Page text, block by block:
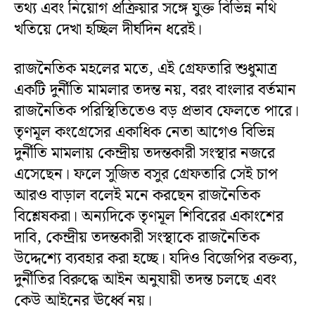
তথ্য এবং নিয়োগ প্রক্রিয়ার সঙ্গে যুক্ত বিভিন্ন নথি
খতিয়ে দেখা হচ্ছিল দীর্ঘদিন ধরেই।
রাজনৈতিক মহলের মতে, এই গ্রেফতারি শুধুমাত্র
একটি দুর্নীতি মামলার তদন্ত নয়, বরং বাংলার বর্তমান
রাজনৈতিক পরিস্থিতিতেও বড় প্রভাব ফেলতে পারে।
তৃণমূল কংগ্রেসের একাধিক নেতা আগেও বিভিন্ন
দুর্নীতি মামলায় কেন্দ্রীয় তদন্তকারী সংস্থার নজরে
এসেছেন। ফলে সুজিত বসুর গ্রেফতারি সেই চাপ
আরও বাড়াল বলেই মনে করছেন রাজনৈতিক
বিশ্লেষকরা। অন্যদিকে তৃণমূল শিবিরের একাংশের
দাবি, কেন্দ্রীয় তদন্তকারী সংস্থাকে রাজনৈতিক
উদ্দেশ্যে ব্যবহার করা হচ্ছে। যদিও বিজেপির বক্তব্য,
দুর্নীতির বিরুদ্ধে আইন অনুযায়ী তদন্ত চলছে এবং
কেউ আইনের ঊর্ধ্বে নয়।